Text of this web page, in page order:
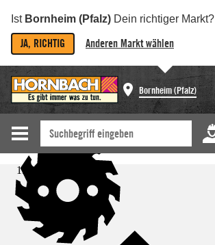
Ist Bornheim (Pfalz) Dein richtiger Markt?
JA, RICHTIG Anderen Markt wählen
Bornheim (Pfalz)
Startseite